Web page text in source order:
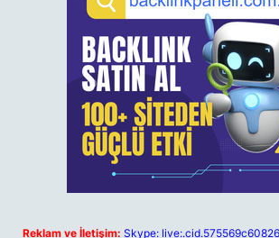
Reklam ve İletişim: Skype: